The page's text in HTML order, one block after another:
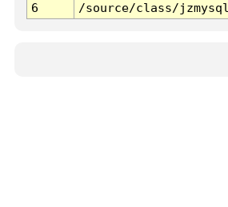
6
/source/class/